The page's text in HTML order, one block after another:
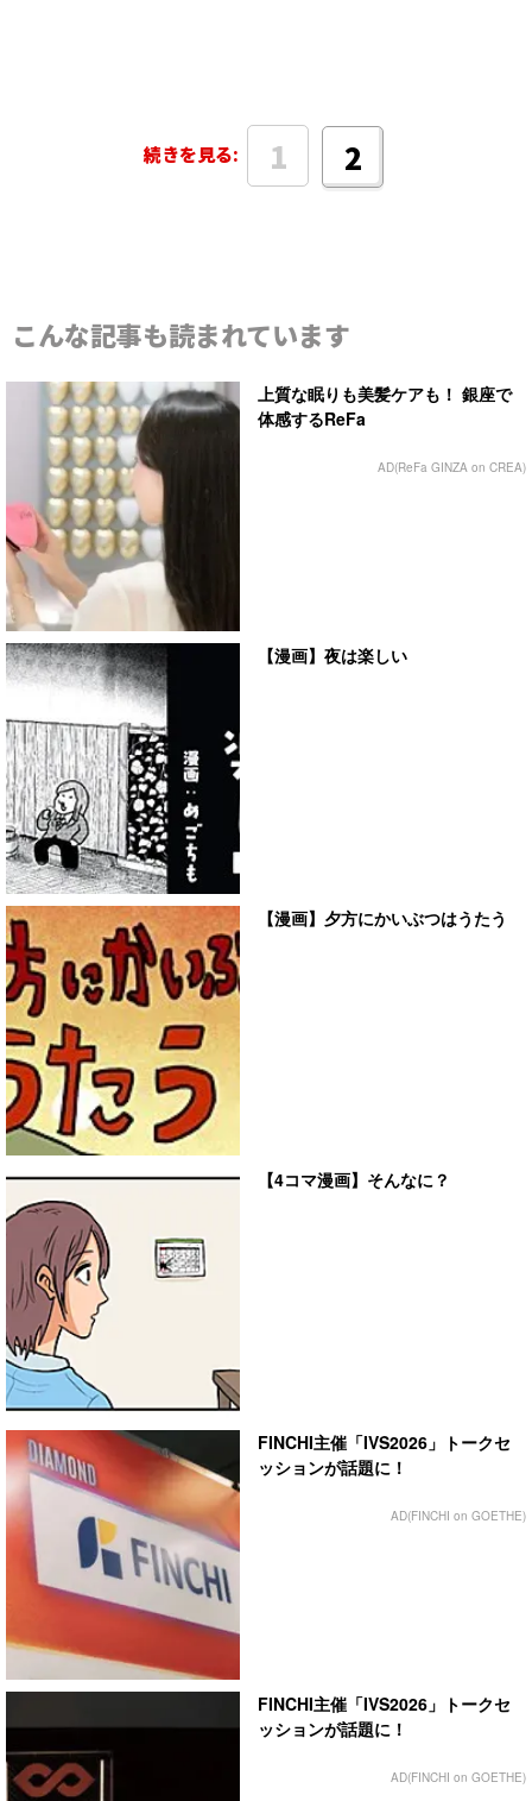
続きを見る: 1 2
こんな記事も読まれています
上質な眠りも美髪ケアも！ 銀座で
体感するReFa
AD(ReFa GINZA on CREA)
【漫画】夜は楽しい
【漫画】夕方にかいぶつはうたう
【4コマ漫画】そんなに？
FINCHI主催「IVS2026」トークセ
ッションが話題に！
AD(FINCHI on GOETHE)
FINCHI主催「IVS2026」トークセ
ッションが話題に！
AD(FINCHI on GOETHE)